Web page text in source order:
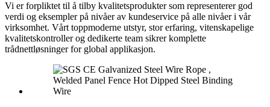
Vi er forpliktet til å tilby kvalitetsprodukter som representerer god
verdi og eksempler på nivåer av kundeservice på alle nivåer i vår
virksomhet. Vårt toppmoderne utstyr, stor erfaring, vitenskapelige
kvalitetskontroller og dedikerte team sikrer komplette
trådnettløsninger for global applikasjon.